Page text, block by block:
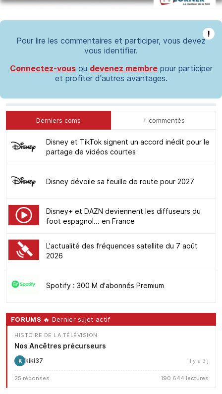
!
Pour lire les commentaires et participer, vous devez
vous identifier.
Connectez-vousou devenez membrepour participer
et profiter d'autres avantages.
Derniers coms + commentés
Disney et TikTok signent un accord inédit pour le
partage de vidéos courtes
Disney dévoile sa feuille de route pour 2027
Disney+ et DAZN deviennent les diffuseurs du
foot espagnol... en France
L'actualité des fréquences satellite du 7 août
2026
Spotify : 300 M d'abonnés Premium
FORUMS 🔥 Dernier sujet actif
HISTOIRE DE LA TÉLÉVISION
Nos Ancêtres précurseurs
K kiki37 il y a 3 j
25 réponses 190 644 lectures